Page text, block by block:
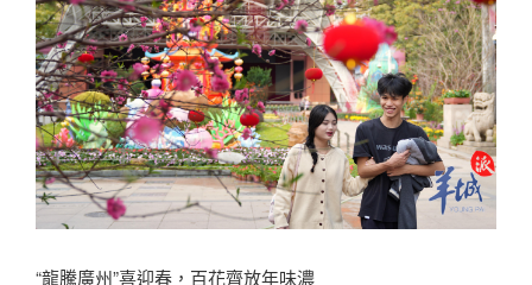
“龍騰廣州”喜迎春，百花齊放年味濃